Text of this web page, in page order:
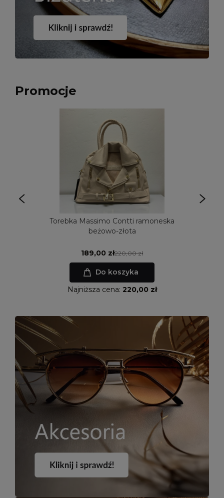
Promocje
Torebka Massimo Contti ramoneska
beżowo-złota
189,00 zł220,00 zł
Najniższa cena: 220,00 zł
Do koszyka